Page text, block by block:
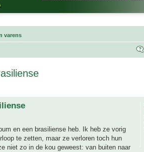
varens
en een brasiliense heb. Ik heb ze vorig
te zetten, maar ze verloren toch hun
niet zo in de kou geweest: van buiten naar